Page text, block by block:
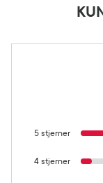
5 stjerner
4 stjerner